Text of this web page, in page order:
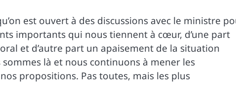
est ouvert à des discussions avec le ministre
importants qui nous tiennent à cœur, d’une part
et d’autre part un apaisement de la situation
là et nous continuons à mener les
propositions. Pas toutes, mais les plus